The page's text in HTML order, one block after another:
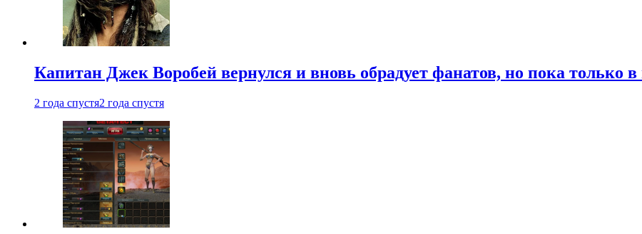
Капитан Джек Воробей вернулся и вновь обрадует фанатов, но пока только в
2 года спустя2 года спустя